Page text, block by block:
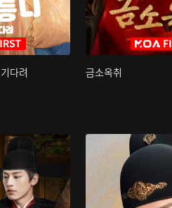
다려 금소옥취